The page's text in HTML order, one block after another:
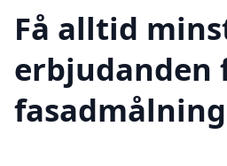
Få alltid
erbjudanden